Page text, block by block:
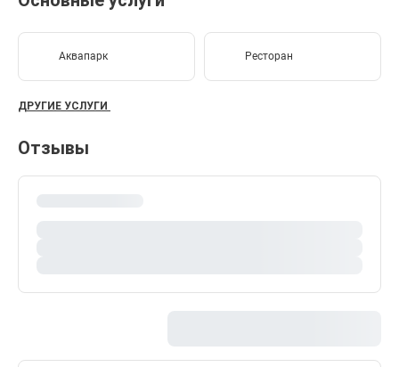
Аквапарк Ресторан
ДРУГИЕ УСЛУГИ
Отзывы